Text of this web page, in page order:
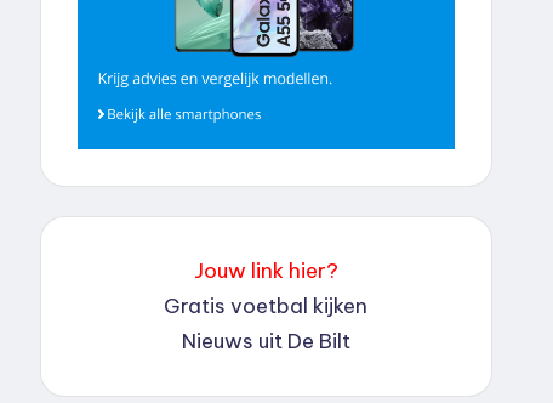
Jouw link hier?
Gratis voetbal kijken
Nieuws uit De Bilt